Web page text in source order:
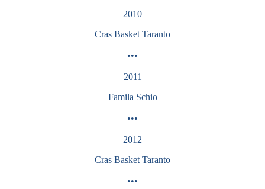
2010
Cras Basket Taranto
•••
2011
Famila Schio
•••
2012
Cras Basket Taranto
•••